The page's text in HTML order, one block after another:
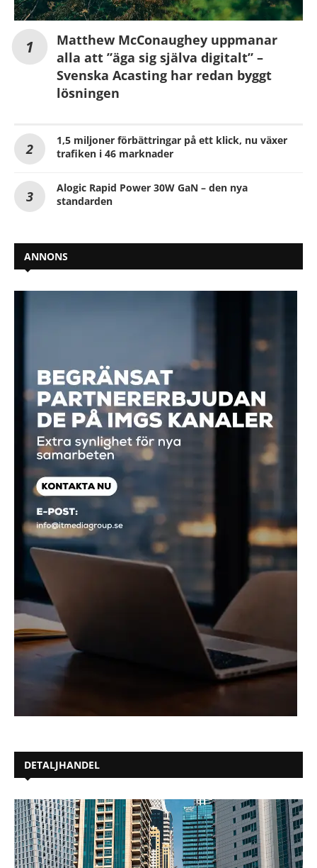
Matthew McConaughey uppmanar
alla att ”äga sig själva digitalt” –
Svenska Acasting har redan byggt
lösningen
1,5 miljoner förbättringar på ett klick, nu växer
trafiken i 46 marknader
Alogic Rapid Power 30W GaN – den nya
standarden
ANNONS
DETALJHANDEL